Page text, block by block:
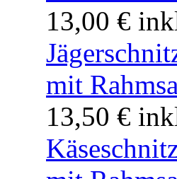
13,00 €
mit
13,50 €